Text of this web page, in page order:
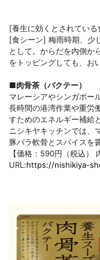
[養生に効くとされてい
[食シーン] 梅雨時期、少
として。からだを内側か
をトッピングしても、お
■肉骨茶（バクテー）
マレーシアやシンガポー
長時間の港湾作業や重労
すためのエネルギー補給
ニシキヤキッチンでは、
豚バラ軟骨とスパイスを
【価格：590円（税込）
URL:https://nishikiya-